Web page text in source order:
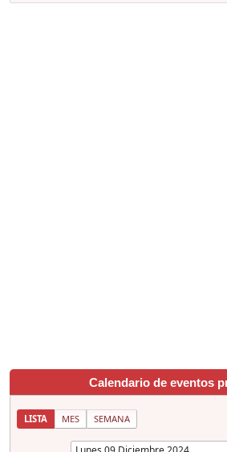
Calendario de eventos
LISTA MES SEMANA